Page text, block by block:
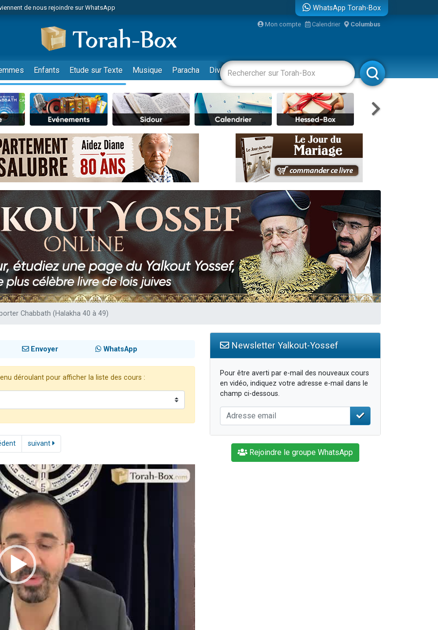
de nous rejoindre sur WhatsApp
viennent de faire un don pour 1 Journée de Vacances Pour les Enfants
de demander une bénédiction
de nous rejoindre sur WhatsApp
places pour étudier en groupe sur Zoom
viennent de faire un don pour Diane, 80 ans, dans un appartement insalubre
son Maasser
de nous rejoindre sur WhatsApp
de nous rejoindre sur WhatsApp
viennent de faire un don pour 5 jours de vacances aux Orphelins
donner son Maasser
viennent de demander une bénédiction
de nous rejoindre sur WhatsApp
viennent de faire un don pour Sauvez la jambe de Yohan
places pour étudier en groupe sur Zoom
musiques dans Torah-Box Music
de nous rejoindre sur WhatsApp
de nous rejoindre sur WhatsApp
de nous rejoindre sur WhatsApp
WhatsApp Torah-Box
Mon compte Calendrier Columbus
Enfants Etude sur Texte Musique Paracha Divertissements Livres Rabbanim
Chabbath (Halakha 40 à 49)
Envoyer WhatsApp
déroulant pour afficher la liste des cours :
suivant
Newsletter Yalkout-Yossef
Pour être averti par e-mail des nouveaux cours
en vidéo, indiquez votre adresse e-mail dans le
champ ci-dessous.
Rejoindre le groupe WhatsApp